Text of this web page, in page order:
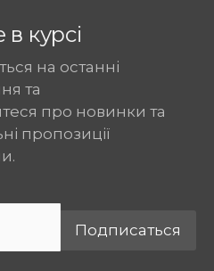
в курсі
на останні
та
про новинки та
пропозиції
Подписаться